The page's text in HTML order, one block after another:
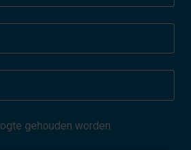
gehouden worden